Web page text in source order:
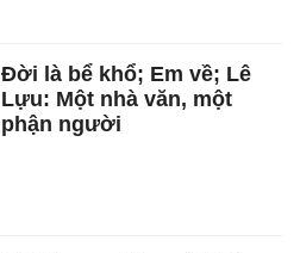
Đời là bể khổ; Em về; Lê
Lựu: Một nhà văn, một
phận người